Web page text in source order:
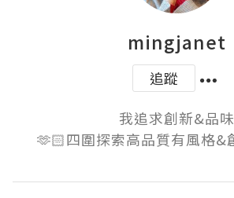
mingjanet
追蹤
我追求創新&品味
🫶🏻四圍探索高品質有風格&